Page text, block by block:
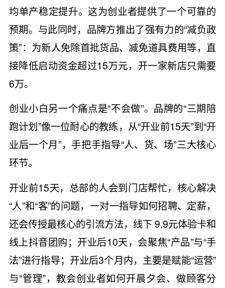
均单产稳定提升。这为创业者提供了一个可靠的
预期。与此同时，品牌方推出了强有力的“减负政
策”：为新人免除首批货品、减免道具费用等，直
接降低启动资金超过15万元，开一家新店只需要
6万。
创业小白另一个痛点是“不会做”。品牌的“三期陪
跑计划”像一位耐心的教练，从“开业前15天”到“开
业后一个月”，手把手指导“人、货、场”三大核心
环节。
开业前15天，总部的人会到门店帮忙，核心解决
“人”和“客”的问题，一对一指导如何招聘、定薪，
还会传授最核心的引流方法，线下 9.9元体验卡和
线上抖音团购；开业后10天，会聚焦“产品”与“手
法”进行指导；开业后3个月内，主要是赋能“运营”
与“管理”，教会创业者如何开晨夕会、做顾客分